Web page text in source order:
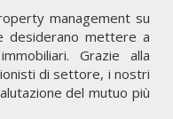
management su
desiderano mettere a
Grazie alla
di settore, i nostri
del mutuo più